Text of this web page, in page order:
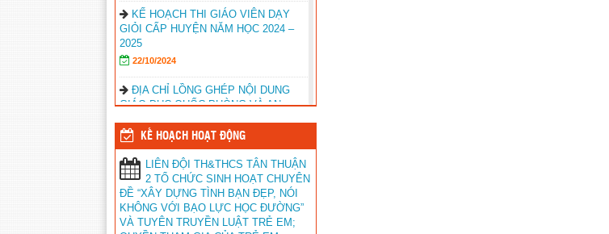
KẾ HOẠCH THI GIÁO VIÊN DẠY
GIỎI CẤP HUYỆN NĂM HỌC 2024 –
2025
22/10/2024
ĐỊA CHỈ LỒNG GHÉP NỘI DUNG
GIÁO DỤC QUỐC PHÒNG VÀ AN
16/10/2024
HỘI NGHỊ GIỚI THIỆU SÁCH GIÁO
KHOA LỚP 5, LỚP 8 CTPT 2018
22/02/2024
KẾT QUẢ HỘI THI GIÁO VIÊN DẠY
KẾ HOẠCH HOẠT ĐỘNG
LIÊN ĐỘI TH&THCS TÂN THUẬN
2 TỔ CHỨC SINH HOẠT CHUYÊN
ĐỀ “XÂY DỰNG TÌNH BẠN ĐẸP, NÓI
KHÔNG VỚI BẠO LỰC HỌC ĐƯỜNG”
VÀ TUYÊN TRUYỀN LUẬT TRẺ EM;